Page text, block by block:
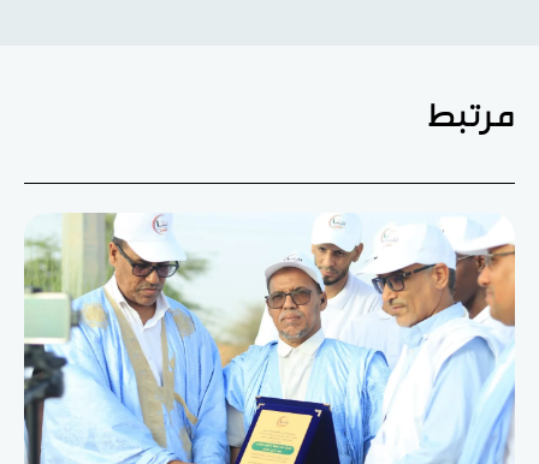
مرتبط